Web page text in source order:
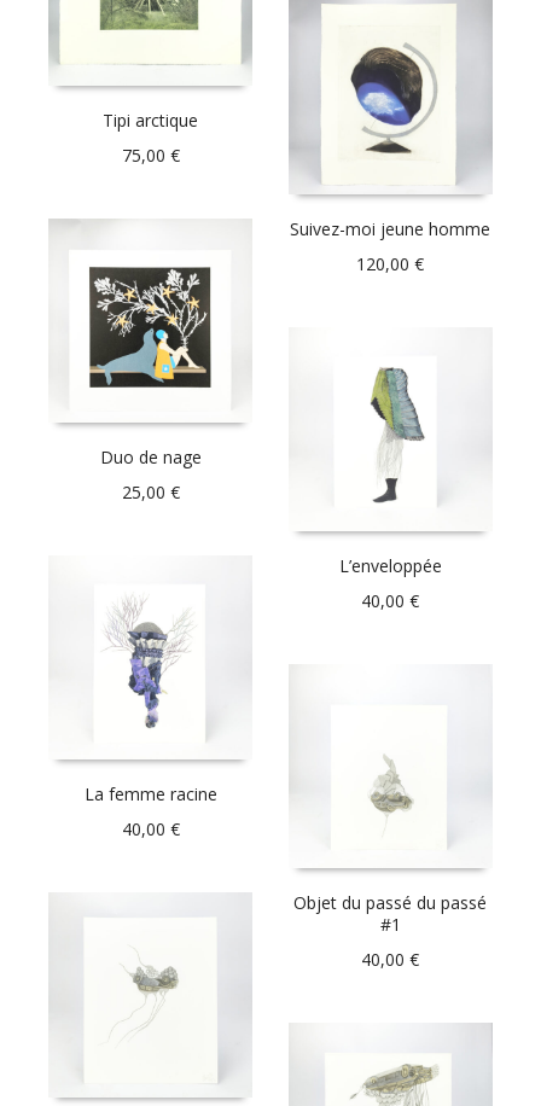
Tipi arctique
75,00 €
Suivez-moi jeune homme
120,00€
Duo de nage
25,00 €
L’enveloppée
40,00€
La femme racine
40,00 €
Objet du passé du passé
#1
40,00€